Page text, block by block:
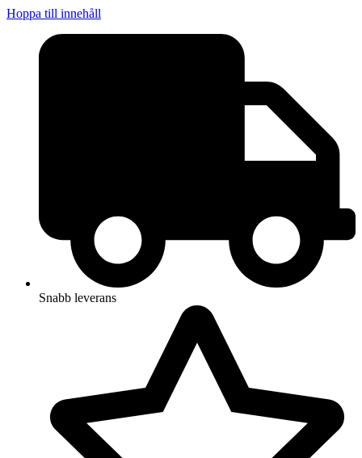
Hoppa till innehåll
Snabb leverans